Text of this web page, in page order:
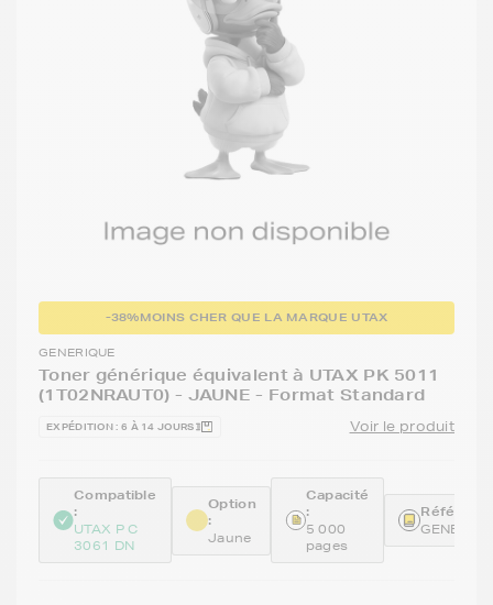
-38%MOINS CHER QUE LA MARQUE UTAX
GENERIQUE
Toner générique équivalent à UTAX PK 5011
(1T02NRAUT0) - JAUNE - Format Standard
EXPÉDITION : 6 À 14 JOURS Voir le produit
Compatible
:
UTAX P C
3061 DN
Option
:
Jaune
Capacité
:
5 000
pages